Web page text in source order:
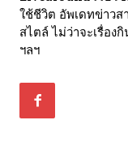
ใช้ชีวิต อัพเดทข่าวส
สไตล์ ไม่ว่าจะเรื่อง
ฯลฯ